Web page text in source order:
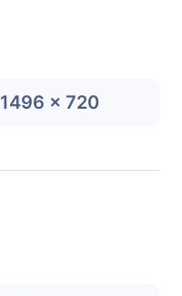
1496 x 720